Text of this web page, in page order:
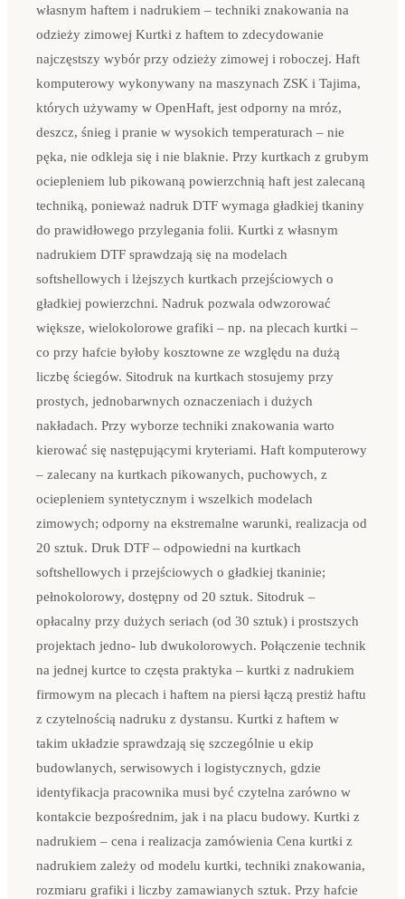
własnym haftem i nadrukiem – techniki znakowania na
odzieży zimowej Kurtki z haftem to zdecydowanie
najczęstszy wybór przy odzieży zimowej i roboczej. Haft
komputerowy wykonywany na maszynach ZSK i Tajima,
których używamy w OpenHaft, jest odporny na mróz,
deszcz, śnieg i pranie w wysokich temperaturach – nie
pęka, nie odkleja się i nie blaknie. Przy kurtkach z grubym
ociepleniem lub pikowaną powierzchnią haft jest zalecaną
techniką, ponieważ nadruk DTF wymaga gładkiej tkaniny
do prawidłowego przylegania folii. Kurtki z własnym
nadrukiem DTF sprawdzają się na modelach
softshellowych i lżejszych kurtkach przejściowych o
gładkiej powierzchni. Nadruk pozwala odwzorować
większe, wielokolorowe grafiki – np. na plecach kurtki –
co przy hafcie byłoby kosztowne ze względu na dużą
liczbę ściegów. Sitodruk na kurtkach stosujemy przy
prostych, jednobarwnych oznaczeniach i dużych
nakładach. Przy wyborze techniki znakowania warto
kierować się następującymi kryteriami. Haft komputerowy
– zalecany na kurtkach pikowanych, puchowych, z
ociepleniem syntetycznym i wszelkich modelach
zimowych; odporny na ekstremalne warunki, realizacja od
20 sztuk. Druk DTF – odpowiedni na kurtkach
softshellowych i przejściowych o gładkiej tkaninie;
pełnokolorowy, dostępny od 20 sztuk. Sitodruk –
opłacalny przy dużych seriach (od 30 sztuk) i prostszych
projektach jedno- lub dwukolorowych. Połączenie technik
na jednej kurtce to częsta praktyka – kurtki z nadrukiem
firmowym na plecach i haftem na piersi łączą prestiż haftu
z czytelnością nadruku z dystansu. Kurtki z haftem w
takim układzie sprawdzają się szczególnie u ekip
budowlanych, serwisowych i logistycznych, gdzie
identyfikacja pracownika musi być czytelna zarówno w
kontakcie bezpośrednim, jak i na placu budowy. Kurtki z
nadrukiem – cena i realizacja zamówienia Cena kurtki z
nadrukiem zależy od modelu kurtki, techniki znakowania,
rozmiaru grafiki i liczby zamawianych sztuk. Przy hafcie